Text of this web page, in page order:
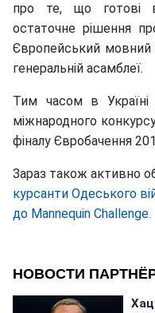
про те, що готові
остаточне рішення
Європейський
генеральній асамблеї.
Тим часом в
міжнародного
фіналу Євробачення
Зараз також активно
курсанти Одеського
до Mannequin Challenge.